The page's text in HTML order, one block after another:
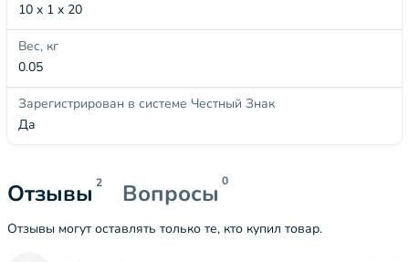
10 x 1 x 20
Вес, кг
0.05
Зарегистрирован в системе Честный Знак
Да
Отзывы 2 Вопросы 0
Отзывы могут оставлять только те, кто купил товар.